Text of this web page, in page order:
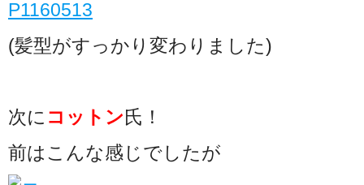
(髪型がすっかり変わりました)
次に コットン氏！
前はこんな感じでしたが